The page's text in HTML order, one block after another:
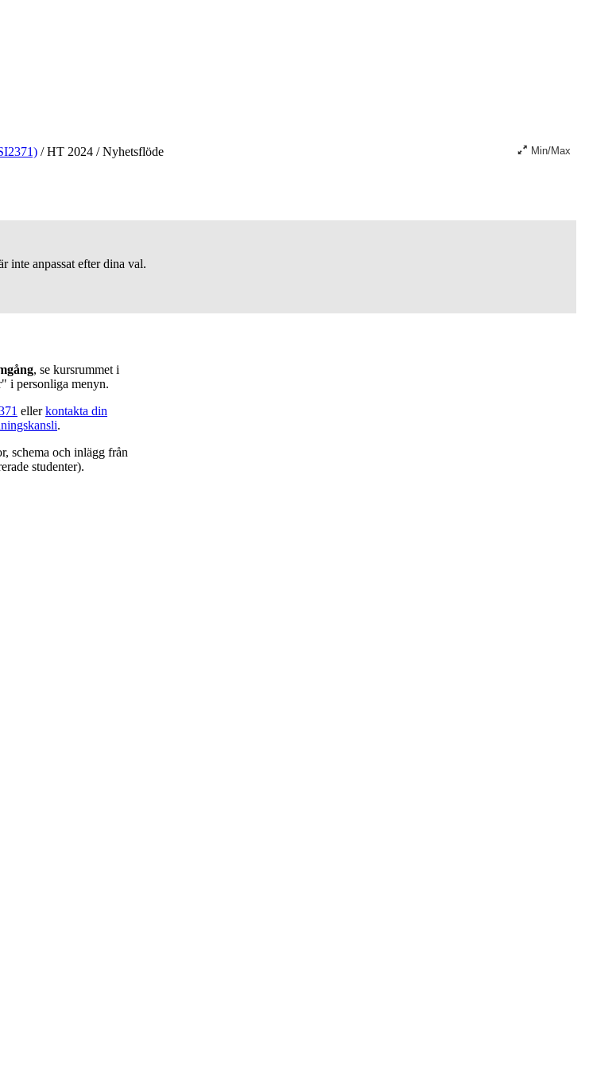
/HT 2024 /Nyhetsflöde Min/Max
inte anpassat efter dina val.
, se kursrummet i
i personliga menyn.
ellerkontakta din
.
schema och inlägg från
studenter).